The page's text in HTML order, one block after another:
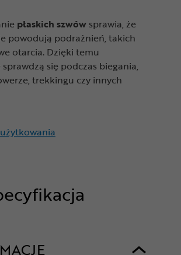
płaskich szwów sprawia, że
powodują podrażnień, takich
otarcia. Dzięki temu
się podczas biegania,
trekkingu czy innych